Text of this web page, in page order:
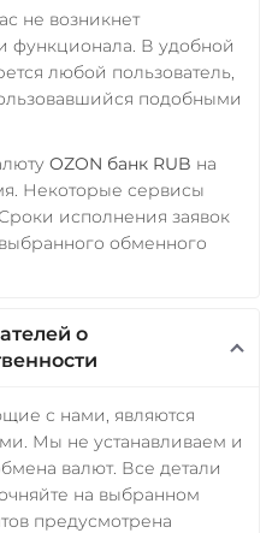
не возникнет
функционала. В удобной
любой пользователь,
подобными
OZON банк RUB на
Некоторые сервисы
исполнения заявок
обменного
о
с нами, являются
Мы не устанавливаем и
валют. Все детали
на выбранном
предусмотрена